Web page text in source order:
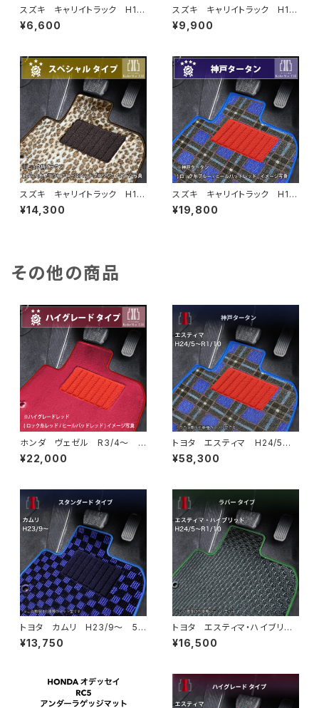
スズキ キャリイトラック H13/
9〜 DA系 フロアマット一
式 カーマット 防水 ラバー
¥6,600
スズキ キャリイトラック H13/
9〜 DA系 フロアマット一
式 カーマット スタンダードタ
¥9,900
スズキ キャリイトラック H13/
9〜 DA系 フロアマット一
式 カーマット スペシャルタイ
¥14,300
スズキ キャリイトラック H13/
9〜 DA系 フロアマット一
式 カーマット 神戸タータ
¥19,800
その他の商品
ホンダ ヴェゼル R3/4〜 R
V系 ラゲッジマット付 フロア
マット一式 トランクマット カ
¥22,000
トヨタ エスティマ H24/5〜R
1/10（後期） 50系 フロアマッ
ト一式 カーマット 神戸タータ
¥58,300
トヨタ カムリ H23/9〜 5
0/70系 フロアマット一式 カ
ーマット スタンダードタイプ
¥13,750
トヨタ エスティマ・ハイブリッ
ド H24/5〜R1/10（後期） 20
系 フロアマット一式 カーマッ
¥16,500